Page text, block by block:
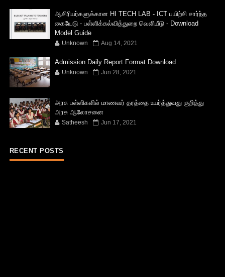
ஆசிரியர்களுக்கான HI TECH LAB - ICT பயிற்சி சார்ந்த
கையேடு - பள்ளிக்கல்வித்துறை வெளியீடு - Download
Model Guide
Unknown Aug 14, 2021
Admission Daily Report Format Download
Unknown Jun 28, 2021
அரசு பள்ளிகளில் மாணவர் தரத்தை உயர்த்துவது குறித்து
அரசு ஆலோசனை
Satheesh Jun 17, 2021
RECENT POSTS